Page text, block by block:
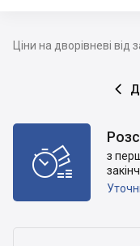
Ціни на дворівневі


з